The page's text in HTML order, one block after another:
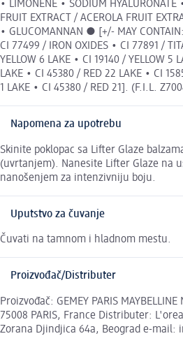
• LIMONENE • SODIUM
FRUIT EXTRACT / ACEROLA FRUIT
• GLUCOMANNAN ● [+/- MAY
CI 77499 / IRON OXIDES • CI 77891 /
YELLOW 6 LAKE • CI 19140 / YELLOW 5
LAKE • CI 45380 / RED 22 LAKE • CI
1 LAKE • CI 45380 / RED 21]. (F.I.L.
Napomena za upotrebu
Skinite poklopac sa Lifter Glaze
(uvrtanjem). Nanesite Lifter Glaze na
nanošenjem za intenzivniju boju.
Uputstvo za čuvanje
Čuvati na tamnom i hladnom mestu.
Proizvođač/Distributer
Proizvođač: GEMEY PARIS MAYBELLINE
75008 PARIS, France Distributer:
Zorana Djindjica 64a, Beograd e-mail: